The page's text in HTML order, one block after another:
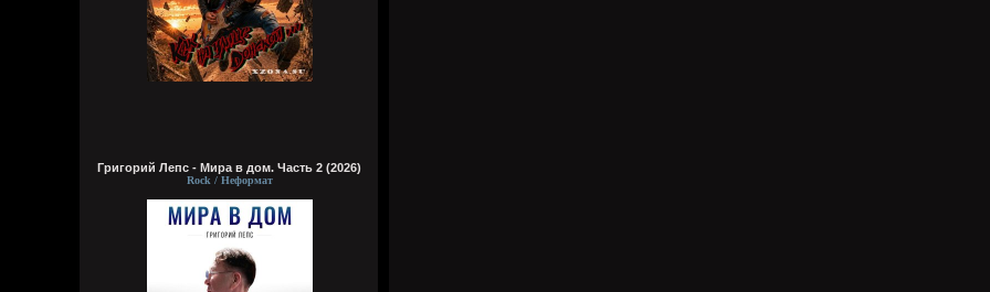
Григорий Лепс - Мира в дом. Часть 2 (2026)
Rock / Неформат